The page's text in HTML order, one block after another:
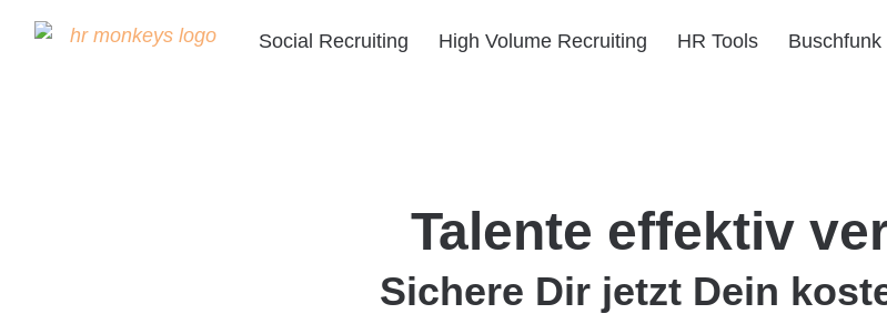
Social Recruiting High Volume Recruiting HR Tools Buschfunk
Talente effektiv
Sichere Dir jetzt Dein